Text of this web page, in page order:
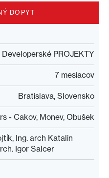
DOPYT
Developerské PROJEKTY
7 mesiacov
Bratislava, Slovensko
- Cakov, Monev, Obušek
Ing. arch Katalin
Igor Salcer